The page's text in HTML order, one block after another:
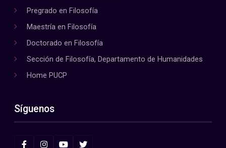
Pregrado en Filosofía
Maestría en Filosofía
Doctorado en Filosofía
Sección de Filosofía, Departamento de Humanidades
Home PUCP
Síguenos